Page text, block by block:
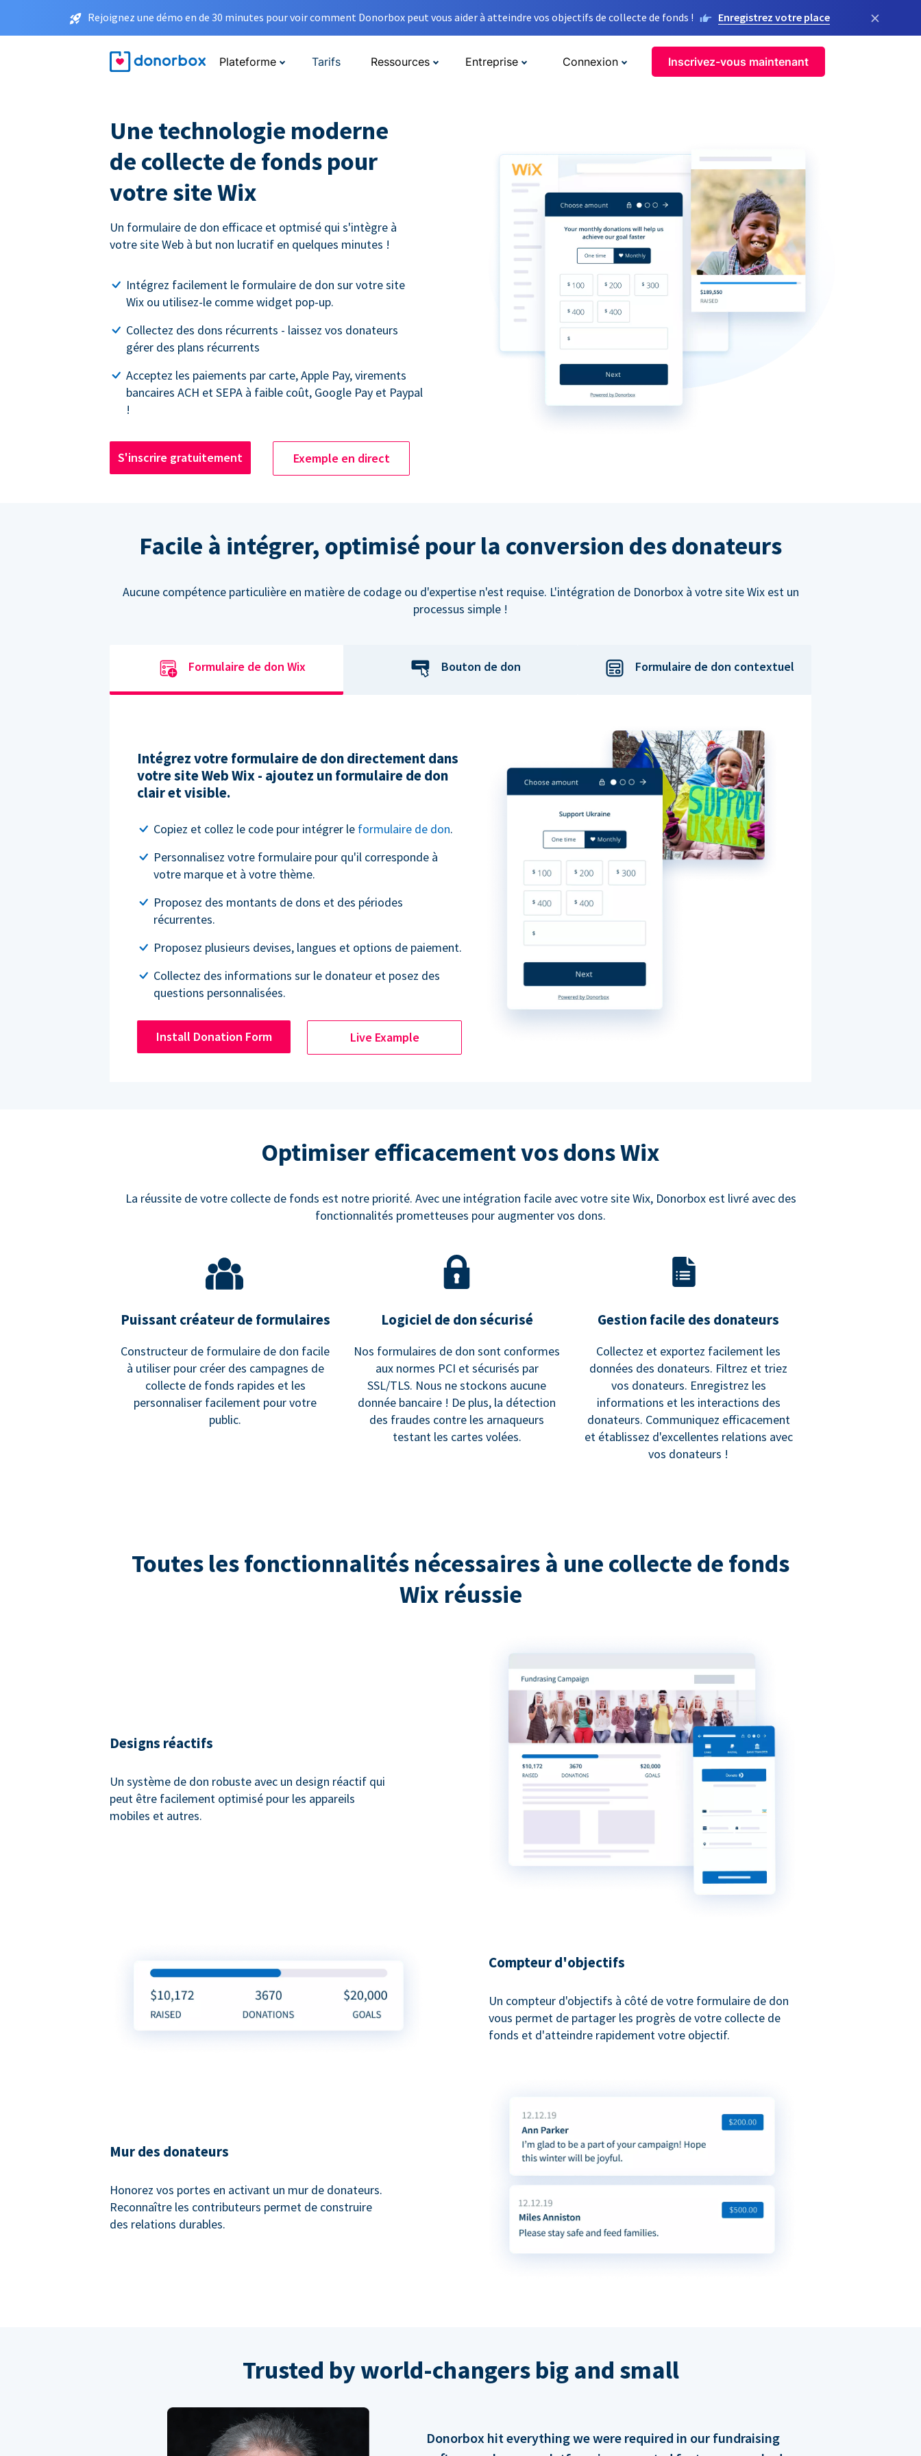
Rejoignez une démo en de 30 minutes pour voir comment Donorbox peut vous aider à atteindre vos objectifs de collecte de fonds ! Enregistrez votre place ×
Plateforme Tarifs Ressources Entreprise Connexion Inscrivez-vous maintenant
Une technologie moderne
de collecte de fonds pour
votre site Wix
Un formulaire de don efficace et optmisé qui s'intègre à
votre site Web à but non lucratif en quelques minutes !
Intégrez facilement le formulaire de don sur votre site
Wix ou utilisez-le comme widget pop-up.
Collectez des dons récurrents - laissez vos donateurs
gérer des plans récurrents
Acceptez les paiements par carte, Apple Pay, virements
bancaires ACH et SEPA à faible coût, Google Pay et Paypal
!
S'inscrire gratuitement Exemple en direct
Facile à intégrer, optimisé pour la conversion des donateurs
Aucune compétence particulière en matière de codage ou d'expertise n'est requise. L'intégration de Donorbox à votre site Wix est un
processus simple !
Formulaire de don Wix Bouton de don Formulaire de don contextuel
Intégrez votre formulaire de don directement dans
votre site Web Wix - ajoutez un formulaire de don
clair et visible.
Copiez et collez le code pour intégrer le formulaire de don.
Personnalisez votre formulaire pour qu'il corresponde à
votre marque et à votre thème.
Proposez des montants de dons et des périodes
récurrentes.
Proposez plusieurs devises, langues et options de paiement.
Collectez des informations sur le donateur et posez des
questions personnalisées.
Install Donation Form Live Example
Optimiser efficacement vos dons Wix
La réussite de votre collecte de fonds est notre priorité. Avec une intégration facile avec votre site Wix, Donorbox est livré avec des
fonctionnalités prometteuses pour augmenter vos dons.
Puissant créateur de formulaires
Constructeur de formulaire de don facile
à utiliser pour créer des campagnes de
collecte de fonds rapides et les
personnaliser facilement pour votre
public.
Logiciel de don sécurisé
Nos formulaires de don sont conformes
aux normes PCI et sécurisés par
SSL/TLS. Nous ne stockons aucune
donnée bancaire ! De plus, la détection
des fraudes contre les arnaqueurs
testant les cartes volées.
Gestion facile des donateurs
Collectez et exportez facilement les
données des donateurs. Filtrez et triez
vos donateurs. Enregistrez les
informations et les interactions des
donateurs. Communiquez efficacement
et établissez d'excellentes relations avec
vos donateurs !
Toutes les fonctionnalités nécessaires à une collecte de fonds
Wix réussie
Designs réactifs
Un système de don robuste avec un design réactif qui
peut être facilement optimisé pour les appareils
mobiles et autres.
Compteur d'objectifs
Un compteur d'objectifs à côté de votre formulaire de don
vous permet de partager les progrès de votre collecte de
fonds et d'atteindre rapidement votre objectif.
Mur des donateurs
Honorez vos portes en activant un mur de donateurs.
Reconnaître les contributeurs permet de construire
des relations durables.
Trusted by world-changers big and small
Donorbox hit everything we were required in our fundraising